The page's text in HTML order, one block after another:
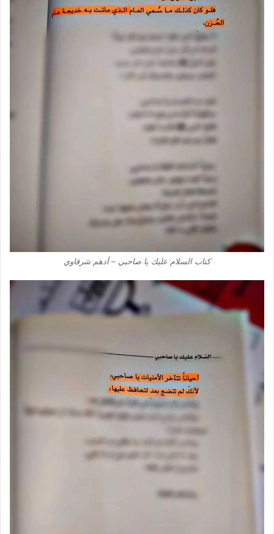
كتاب السلام عليك يا صاحبي – أدهم شرقاوي